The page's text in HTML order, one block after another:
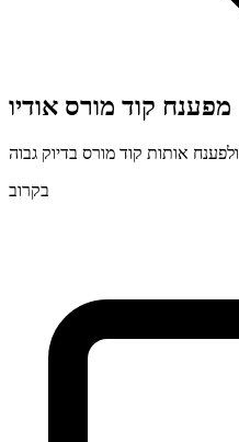
מפענח קוד מורס אודיו
בקרוב